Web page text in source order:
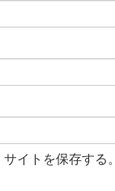
イトを保存する。